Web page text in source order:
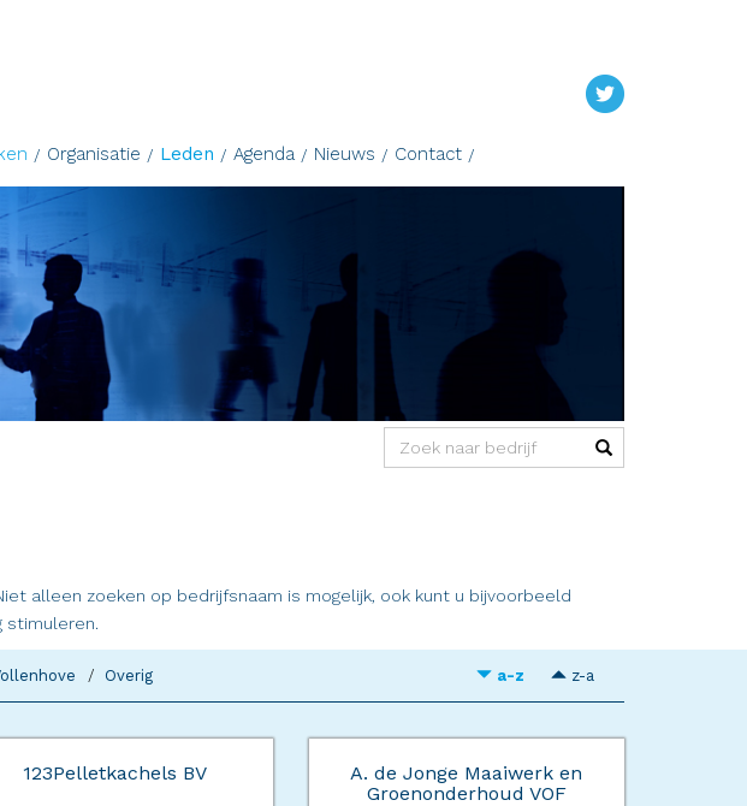
Organisatie Leden Agenda Nieuws Contact
alleen zoeken op bedrijfsnaam is mogelijk, ook kunt u bijvoorbeeld
stimuleren.
Overig a-z z-a
123Pelletkachels BV
A. de Jonge Maaiwerk en
Groenonderhoud VOF